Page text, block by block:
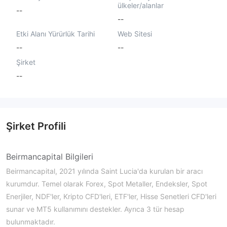
--
ülkeler/alanlar
--
Etki Alanı Yürürlük Tarihi
--
Web Sitesi
--
Şirket
--
Şirket Profili
Beirmancapital Bilgileri
Beirmancapital, 2021 yılında Saint Lucia'da kurulan bir aracı
kurumdur. Temel olarak Forex, Spot Metaller, Endeksler, Spot
Enerjiler, NDF'ler, Kripto CFD'leri, ETF'ler, Hisse Senetleri CFD'leri
sunar ve MT5 kullanımını destekler. Ayrıca 3 tür hesap
bulunmaktadır.